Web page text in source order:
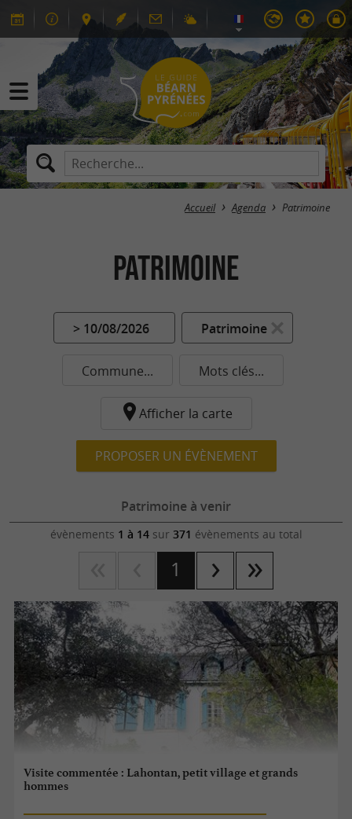
Accueil Agenda Patrimoine
Patrimoine
> 10/08/2026 Patrimoine
Commune... Mots clés...
Afficher la carte
PROPOSER UN ÉVÈNEMENT
Patrimoine à venir
évènements 1 à 14sur 371 évènements au total
1
Visite commentée : Lahontan, petit village et grands
hommes